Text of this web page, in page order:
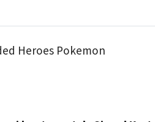
Heroes Pokemon